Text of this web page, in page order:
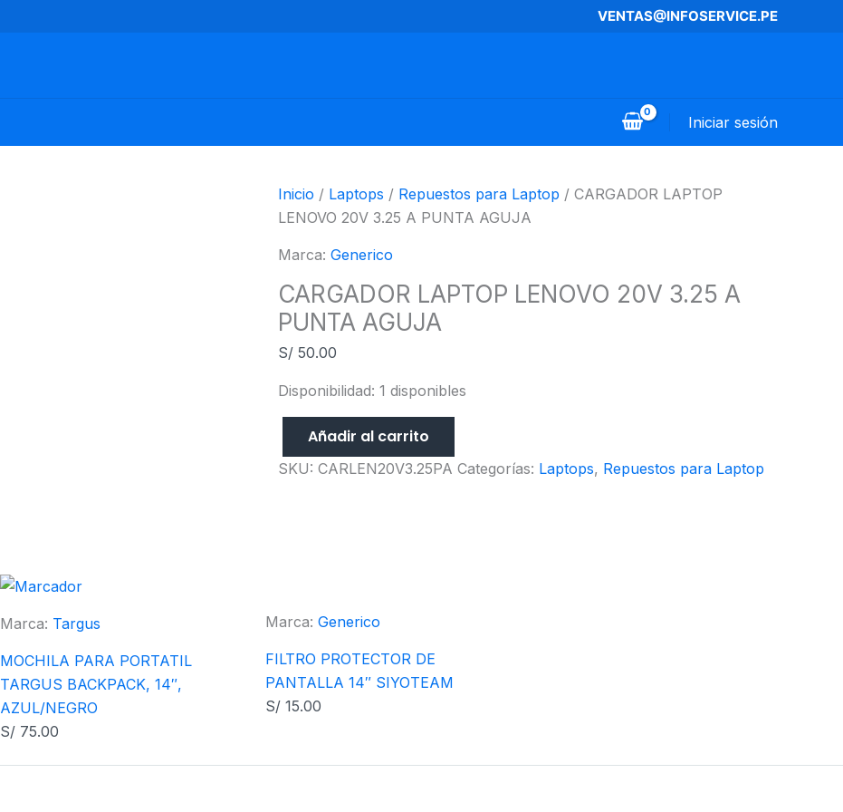
VENTAS@INFOSERVICE.PE
Iniciar sesión
Inicio / Laptops / Repuestos para Laptop / CARGADOR LAPTOP
LENOVO 20V 3.25 A PUNTA AGUJA
Marca: Generico
CARGADOR LAPTOP LENOVO 20V 3.25 A
PUNTA AGUJA
S/ 50.00
Disponibilidad: 1 disponibles
cantidad
Añadir al carrito
SKU: CARLEN20V3.25PA Categorías: Laptops, Repuestos para Laptop
Marca: Targus
MOCHILA PARA PORTATIL
TARGUS BACKPACK, 14″,
AZUL/NEGRO
S/ 75.00
Marca: Generico
FILTRO PROTECTOR DE
PANTALLA 14″ SIYOTEAM
S/ 15.00